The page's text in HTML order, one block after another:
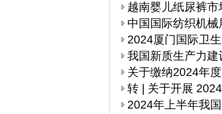
越南婴儿纸尿裤
中国国际纺织机
2024厦门国际卫
我国新质生产力
关于缴纳2024年
转 | 关于开展
2024年上半年我